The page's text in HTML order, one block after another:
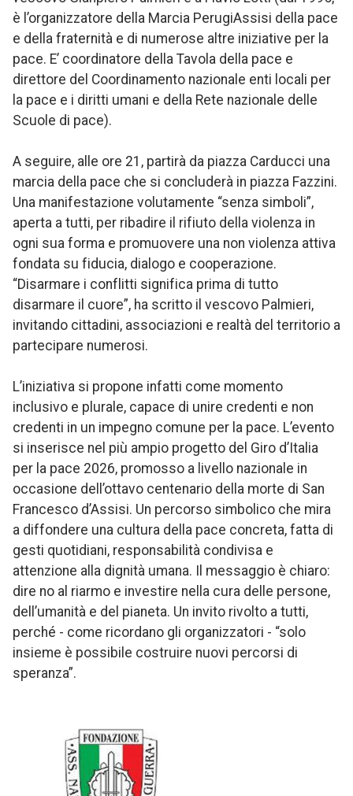
è l’organizzatore della Marcia PerugiAssisi della pace
e della fraternità e di numerose altre iniziative per la
pace. E’ coordinatore della Tavola della pace e
direttore del Coordinamento nazionale enti locali per
la pace e i diritti umani e della Rete nazionale delle
Scuole di pace).
A seguire, alle ore 21, partirà da piazza Carducci una
marcia della pace che si concluderà in piazza Fazzini.
Una manifestazione volutamente “senza simboli”,
aperta a tutti, per ribadire il rifiuto della violenza in
ogni sua forma e promuovere una non violenza attiva
fondata su fiducia, dialogo e cooperazione.
“Disarmare i conflitti significa prima di tutto
disarmare il cuore”, ha scritto il vescovo Palmieri,
invitando cittadini, associazioni e realtà del territorio a
partecipare numerosi.
L’iniziativa si propone infatti come momento
inclusivo e plurale, capace di unire credenti e non
credenti in un impegno comune per la pace. L’evento
si inserisce nel più ampio progetto del Giro d’Italia
per la pace 2026, promosso a livello nazionale in
occasione dell’ottavo centenario della morte di San
Francesco d’Assisi. Un percorso simbolico che mira
a diffondere una cultura della pace concreta, fatta di
gesti quotidiani, responsabilità condivisa e
attenzione alla dignità umana. Il messaggio è chiaro:
dire no al riarmo e investire nella cura delle persone,
dell’umanità e del pianeta. Un invito rivolto a tutti,
perché - come ricordano gli organizzatori - “solo
insieme è possibile costruire nuovi percorsi di
speranza”.